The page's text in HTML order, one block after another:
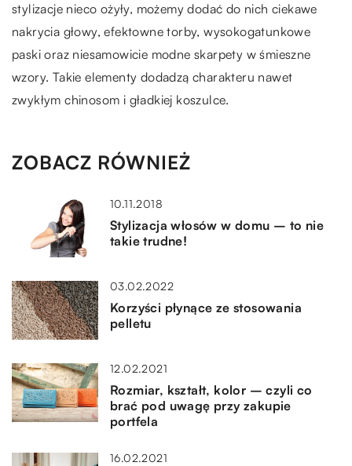
stylizacje nieco ożyły, możemy dodać do nich ciekawe
nakrycia głowy, efektowne torby, wysokogatunkowe
paski oraz niesamowicie modne skarpety w śmieszne
wzory. Takie elementy dodadzą charakteru nawet
zwykłym chinosom i gładkiej koszulce.
ZOBACZ RÓWNIEŻ
10.11.2018
Stylizacja włosów w domu – to nie
takie trudne!
03.02.2022
Korzyści płynące ze stosowania
pelletu
12.02.2021
Rozmiar, kształt, kolor – czyli co
brać pod uwagę przy zakupie
portfela
16.02.2021